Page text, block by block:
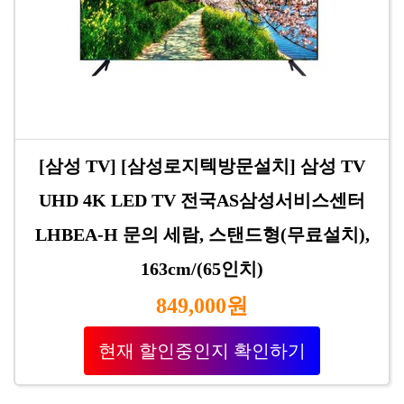
[삼성 TV] [삼성로지텍방문설치] 삼성 TV
UHD 4K LED TV 전국AS삼성서비스센터
LHBEA-H 문의 세람, 스탠드형(무료설치),
163cm/(65인치)
849,000원
현재 할인중인지 확인하기